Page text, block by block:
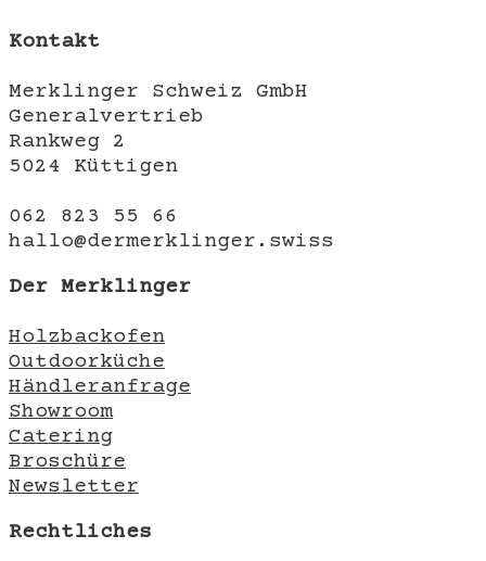
Kontakt
Merklinger Schweiz GmbH
Generalvertrieb
Rankweg 2
5024 Küttigen
062 823 55 66
hallo@dermerklinger.swiss
Der Merklinger
Holzbackofen
Outdoorküche
Händleranfrage
Showroom
Catering
Broschüre
Newsletter
Rechtliches